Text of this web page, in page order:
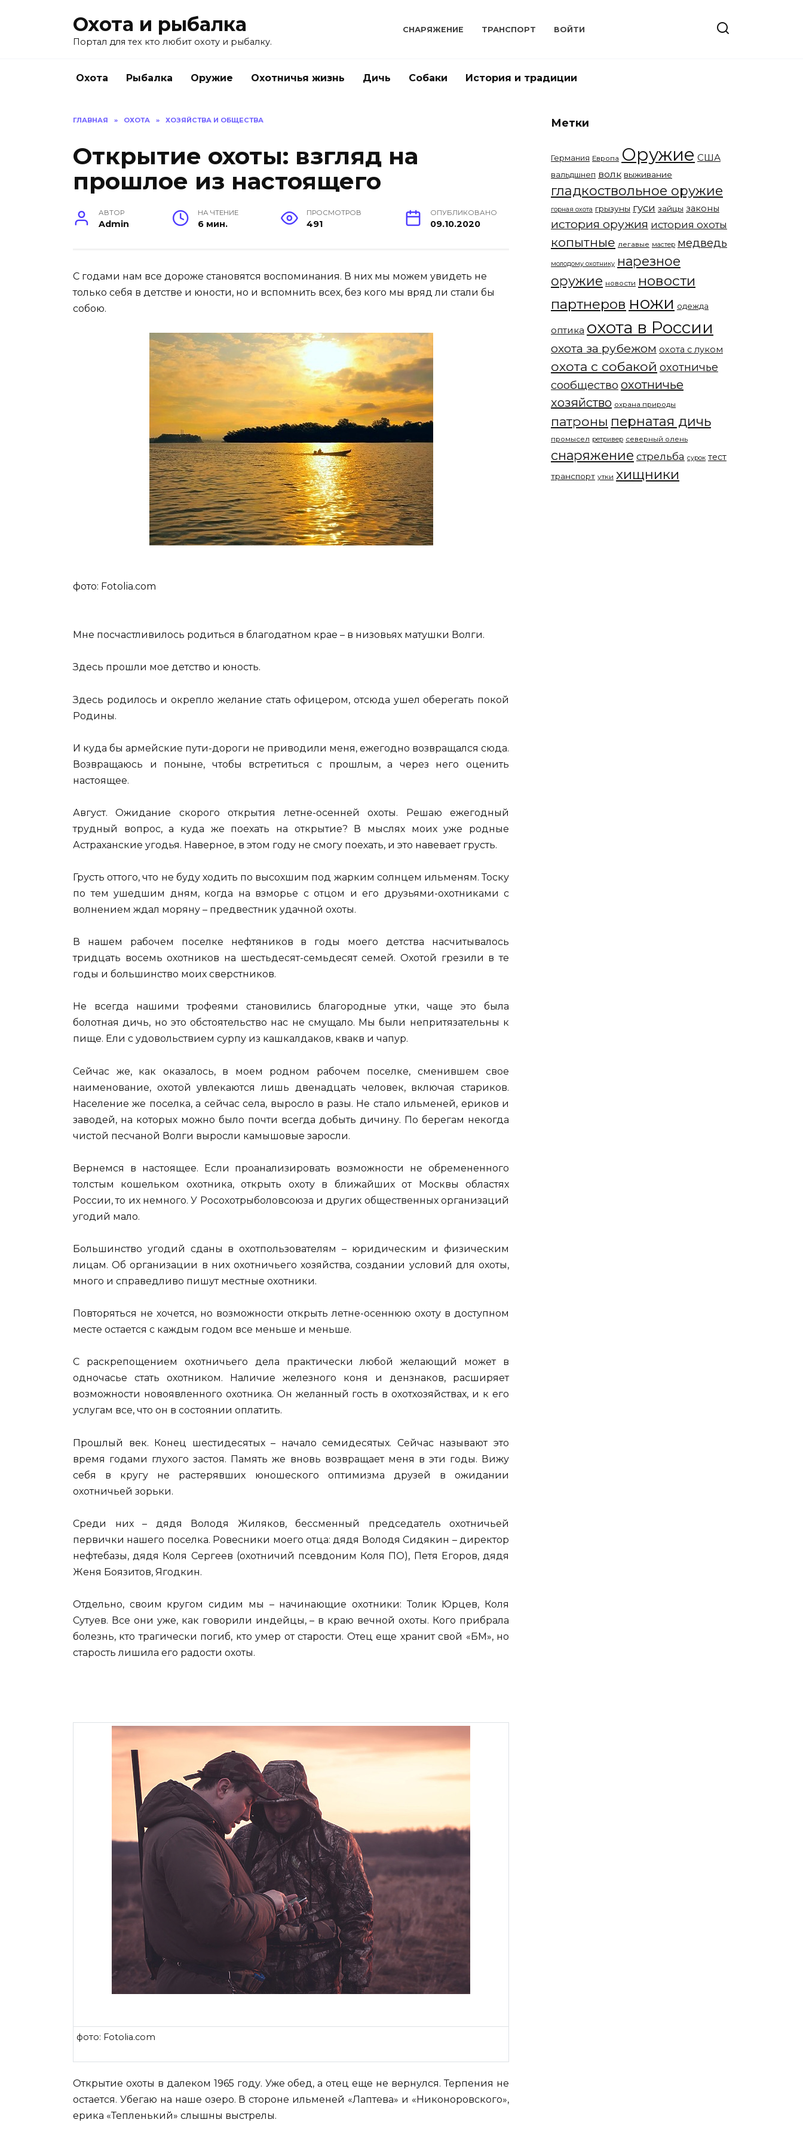
Охота и рыбалка
Портал для тех кто любит охоту и рыбалку.
СНАРЯЖЕНИЕ ТРАНСПОРТ ВОЙТИ
Охота Рыбалка Оружие Охотничья жизнь Дичь Собаки История и традиции
ГЛАВНАЯ » ОХОТА » ХОЗЯЙСТВА И ОБЩЕСТВА
Открытие охоты: взгляд на
прошлое из настоящего
АВТОР
Admin
НА ЧТЕНИЕ
6 мин.
ПРОСМОТРОВ
491
ОПУБЛИКОВАНО
09.10.2020
С годами нам все дороже становятся воспоминания. В них мы можем увидеть не
только себя в детстве и юности, но и вспомнить всех, без кого мы вряд ли стали бы
собою.
фото: Fotolia.com
Мне посчастливилось родиться в благодатном крае – в низовьях матушки Волги.
Здесь прошли мое детство и юность.
Здесь родилось и окрепло желание стать офицером, отсюда ушел оберегать покой
Родины.
И куда бы армейские пути-дороги не приводили меня, ежегодно возвращался сюда.
Возвращаюсь и поныне, чтобы встретиться с прошлым, а через него оценить
настоящее.
Август. Ожидание скорого открытия летне-осенней охоты. Решаю ежегодный
трудный вопрос, а куда же поехать на открытие? В мыслях моих уже родные
Астраханские угодья. Наверное, в этом году не смогу поехать, и это навевает грусть.
Грусть оттого, что не буду ходить по высохшим под жарким солнцем ильменям. Тоску
по тем ушедшим дням, когда на взморье с отцом и его друзьями-охотниками с
волнением ждал моряну – предвестник удачной охоты.
В нашем рабочем поселке нефтяников в годы моего детства насчитывалось
тридцать восемь охотников на шестьдесят-семьдесят семей. Охотой грезили в те
годы и большинство моих сверстников.
Не всегда нашими трофеями становились благородные утки, чаще это была
болотная дичь, но это обстоятельство нас не смущало. Мы были непритязательны к
пище. Ели с удовольствием сурпу из кашкалдаков, квакв и чапур.
Сейчас же, как оказалось, в моем родном рабочем поселке, сменившем свое
наименование, охотой увлекаются лишь двенадцать человек, включая стариков.
Население же поселка, а сейчас села, выросло в разы. Не стало ильменей, ериков и
заводей, на которых можно было почти всегда добыть дичину. По берегам некогда
чистой песчаной Волги выросли камышовые заросли.
Вернемся в настоящее. Если проанализировать возможности не обремененного
толстым кошельком охотника, открыть охоту в ближайших от Москвы областях
России, то их немного. У Росохотрыболовсоюза и других общественных организаций
угодий мало.
Большинство угодий сданы в охотпользователям – юридическим и физическим
лицам. Об организации в них охотничьего хозяйства, создании условий для охоты,
много и справедливо пишут местные охотники.
Повторяться не хочется, но возможности открыть летне-осеннюю охоту в доступном
месте остается с каждым годом все меньше и меньше.
С раскрепощением охотничьего дела практически любой желающий может в
одночасье стать охотником. Наличие железного коня и дензнаков, расширяет
возможности новоявленного охотника. Он желанный гость в охотхозяйствах, и к его
услугам все, что он в состоянии оплатить.
Прошлый век. Конец шестидесятых – начало семидесятых. Сейчас называют это
время годами глухого застоя. Память же вновь возвращает меня в эти годы. Вижу
себя в кругу не растерявших юношеского оптимизма друзей в ожидании
охотничьей зорьки.
Среди них – дядя Володя Жиляков, бессменный председатель охотничьей
первички нашего поселка. Ровесники моего отца: дядя Володя Сидякин – директор
нефтебазы, дядя Коля Сергеев (охотничий псевдоним Коля ПО), Петя Егоров, дядя
Женя Боязитов, Ягодкин.
Отдельно, своим кругом сидим мы – начинающие охотники: Толик Юрцев, Коля
Сутуев. Все они уже, как говорили индейцы, – в краю вечной охоты. Кого прибрала
болезнь, кто трагически погиб, кто умер от старости. Отец еще хранит свой «БМ», но
старость лишила его радости охоты.
фото: Fotolia.com
Открытие охоты в далеком 1965 году. Уже обед, а отец еще не вернулся. Терпения не
остается. Убегаю на наше озеро. В стороне ильменей «Лаптева» и «Никоноровского»,
ерика «Тепленький» слышны выстрелы.
Метки
Германия Европа Оружие США
вальдшнеп волк выживание
гладкоствольное оружие
горная охота грызуны гуси зайцы законы
история оружия история охоты
копытные легавые мастер медведь
молодому охотнику нарезное
оружие новости новости
партнеров ножи одежда
оптика охота в России
охота за рубежом охота с луком
охота с собакой охотничье
сообщество охотничье
хозяйство охрана природы
патроны пернатая дичь
промысел ретривер северный олень
снаряжение стрельба сурок тест
транспорт утки хищники